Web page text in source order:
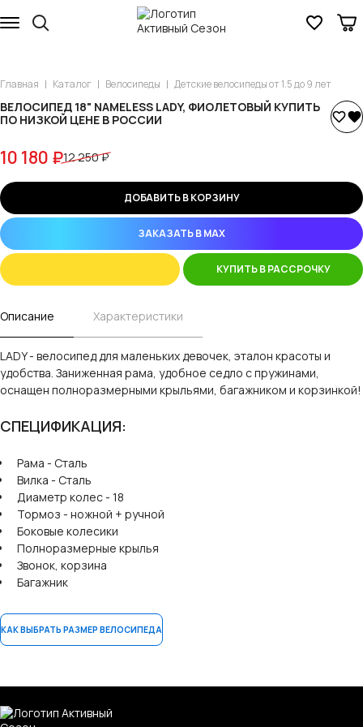
Главная Каталог Велосипеды Детские велосипеды от 1.5 до 9 лет
ВЕЛОСИПЕД 18" NAMELESS LADY, ФИОЛЕТОВЫЙ КУПИТЬ
ПО НИЗКОЙ ЦЕНЕ В РОССИИ
10 180 ₽12 250 ₽
ДОБАВИТЬ В КОРЗИНУ
ЗАКАЗАТЬ В MAX
КУПИТЬ В РАССРОЧКУ
Описание Характеристики
LADY - велосипед для маленьких девочек, эталон красоты и
удобства. Заниженная рама, удобное седло с пружинами,
оснащен полноразмерными крыльями, багажником и корзинкой!
СПЕЦИФИКАЦИЯ:
Рама - Сталь
Вилка - Сталь
Диаметр колес - 18
Тормоз - ножной + ручной
Боковые колесики
Полноразмерные крылья
Звонок, корзина
Багажник
КАК ВЫБРАТЬ РАЗМЕР ВЕЛОСИПЕДА